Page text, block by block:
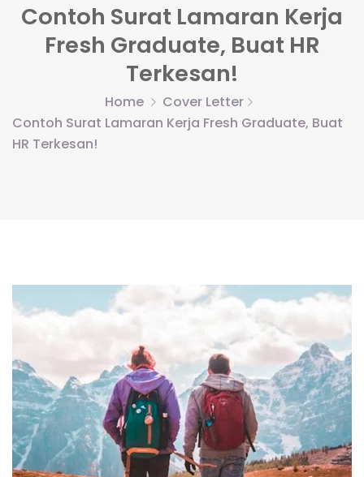
Contoh Surat Lamaran Kerja
Fresh Graduate, Buat HR
Terkesan!
Home
Cover Letter
Contoh Surat Lamaran Kerja Fresh Graduate, Buat
HR Terkesan!